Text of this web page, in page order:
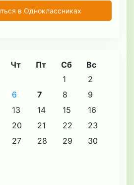
в Одноклассниках
Чт Пт Сб Вс
1
2
6 7 8
9
13 14 15
16
20 21 22
23
27 28 29
30